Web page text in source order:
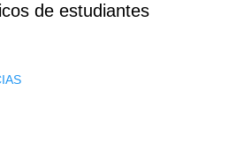
de estudiantes